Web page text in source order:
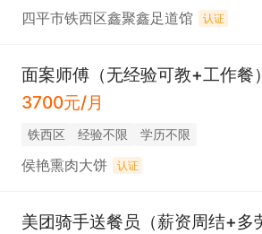
四平市铁西区鑫聚鑫足道馆 认证
面案师傅（无经验可教+工作餐）
3700元/月
铁西区 经验不限 学历不限
侯艳熏肉大饼 认证